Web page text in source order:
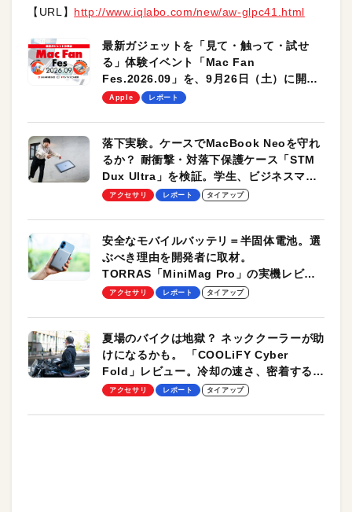
【URL】 http://www.iqlabo.com/new/aw-glpc41.html
最新ガジェットを「見て・触って・試せ
る」体験イベント「Mac Fan
Fes.2026.09」を、9月26日（土）に開催
します！
Apple レポート
落下実験。ケースでMacBook Neoを守れ
るか？ 耐衝撃・対落下保護ケース「STM
Dux Ultra」を検証。学生、ビジネスマン
のモバイルユースに最適！
アクセサリ レポート タイアップ
安全なモバイルバッテリ＝半固体電池。選
ぶべき理由を開発者に取材。
TORRAS「MiniMag Pro」の実機レビュ
ーも
アクセサリ レポート タイアップ
夏場のバイクは地獄？ ネッククーラーが助
けになるかも。 「COOLiFY Cyber
Fold」レビュー。冷却の速さ、密着する冷
却プレート、シンプルな操作性がグッド！
アクセサリ レポート タイアップ